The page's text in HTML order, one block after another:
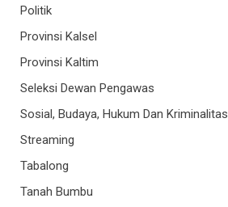
Politik
Provinsi Kalsel
Provinsi Kaltim
Seleksi Dewan Pengawas
Sosial, Budaya, Hukum Dan Kriminalitas
Streaming
Tabalong
Tanah Bumbu